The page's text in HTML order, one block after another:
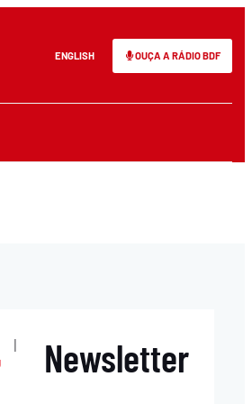
ENGLISH OUÇA A RÁDIO BDF
| Newsletter